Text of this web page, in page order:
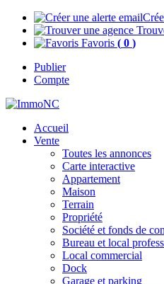
Favoris ( 0 )
Publier
Compte
Accueil
Vente
Toutes les annonces
Carte interactive
Appartement
Maison
Terrain
Propriété
Société et fonds de
Bureau et local
Local commercial
Dock
Garage et parking